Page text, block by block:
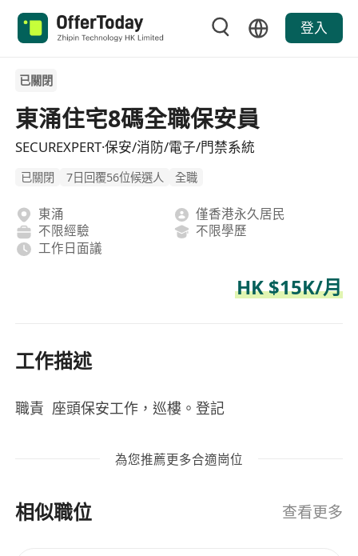
登入
已關閉
東涌住宅8碼全職保安員
SECUREXPERT·保安/消防/電子/門禁系統
已關閉 7日回覆56位候選人 全職
東涌
僅香港永久居民
不限經驗
不限學歷
工作日面議
HK $15K/月
工作描述
職責 座頭保安工作，巡樓。登記
為您推薦更多合適崗位
相似職位 查看更多